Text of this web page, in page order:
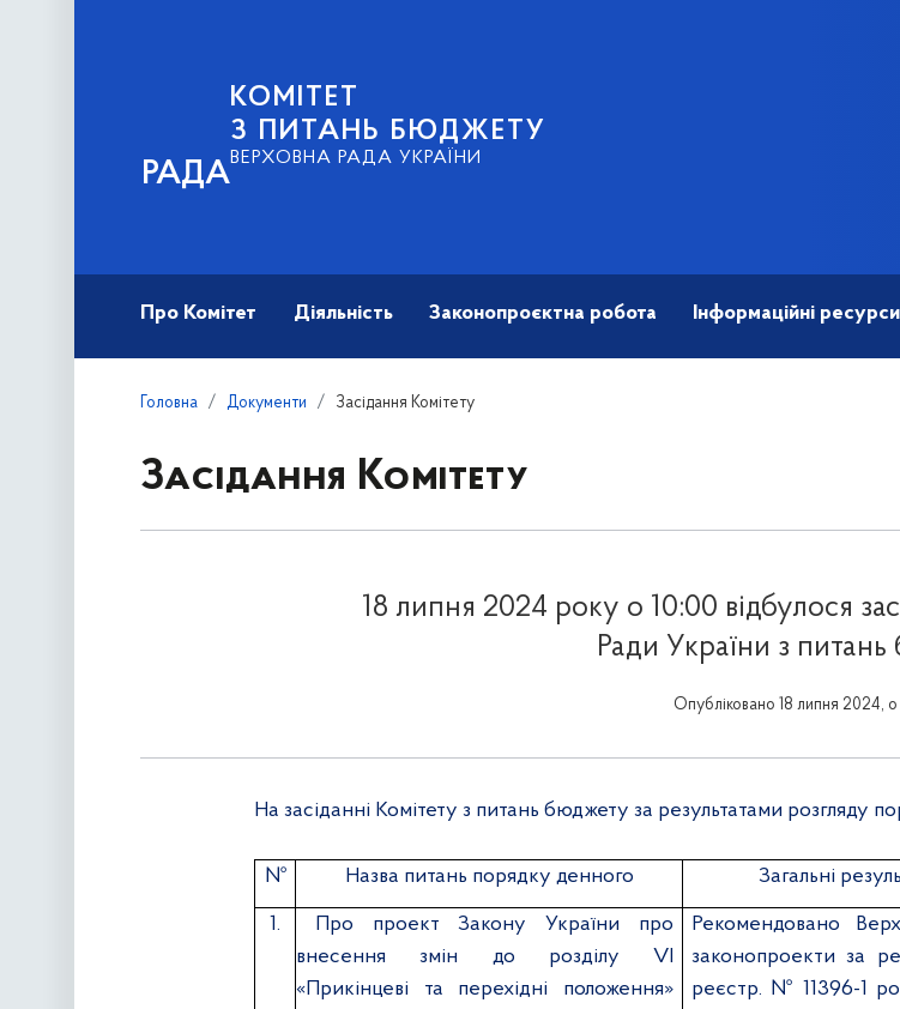
РАДА
КОМІТЕТ
З ПИТАНЬ БЮДЖЕТУ
ВЕРХОВНА РАДА УКРАЇНИ
Про Комітет Діяльність Законопроєктна робота Інформаційні ресурси
Головна Документи Засідання Комітету
Засідання Комітету
18 липня 2024 року о 10:00 відбулося
Ради України з
Опубліковано 18 липня 2024, о
На засіданні Комітету з питань бюджету за результатами розгляду
№ Назва питань порядку денного Загальні
1.
Про проект Закону України про
внесення змін до розділу VI
«Прикінцеві та перехідні положення»
Рекомендовано
законопроекти за
реєстр. № 11396-1